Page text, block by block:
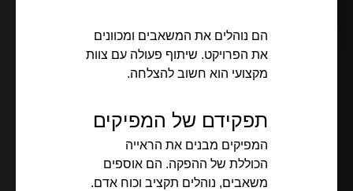
הם נוהלים את המשאבים ומכוונים
את הפרויקט. שיתוף פעולה עם צוות
מקצועי הוא חשוב להצלחה.
תפקידם של המפיקים
המפיקים מבנים את הראייה
הכוללת של ההפקה. הם אוספים
משאבים, נוהלים תקציב וכוח אדם.